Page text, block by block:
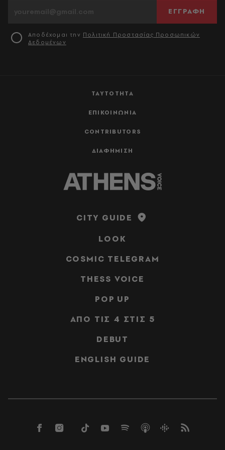
ΤΑΥΤΟΤΗΤΑ
ΕΠΙΚΟΙΝΩΝΙΑ
CONTRIBUTORS
ΔΙΑΦΗΜΙΣΗ
ΕΓΓΡΑΦΗ
Αποδέχομαι την Πολιτική Προστασίας Προσωπικών
Δεδομένων
CITY GUIDE
LOOK
COSMIC TELEGRAM
THESS VOICE
POP UP
ΑΠΟ ΤΙΣ 4 ΣΤΙΣ 5
DEBUT
ENGLISH GUIDE